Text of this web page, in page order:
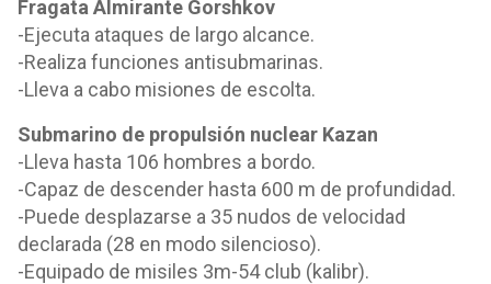
Fragata Almirante Gorshkov
-Ejecuta ataques de largo alcance.
-Realiza funciones antisubmarinas.
-Lleva a cabo misiones de escolta.
Submarino de propulsión nuclear Kazan
-Lleva hasta 106 hombres a bordo.
-Capaz de descender hasta 600 m de profundidad.
-Puede desplazarse a 35 nudos de velocidad
declarada (28 en modo silencioso).
-Equipado de misiles 3m-54 club (kalibr).